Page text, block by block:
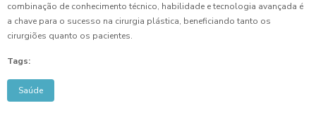
combinação de conhecimento técnico, habilidade e tecnologia avançada é
a chave para o sucesso na cirurgia plástica, beneficiando tanto os
cirurgiões quanto os pacientes.
Tags:
Saúde